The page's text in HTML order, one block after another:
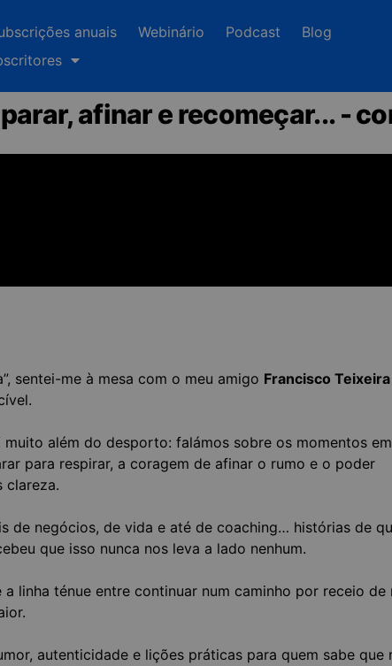
anuais Webinário Podcast
Blog
afinar e recomeçar... -
sentei-me à mesa com o meu amigo Francisco Teixeira
além do desporto: falámos sobre os momentos
para respirar, a coragem de afinar o rumo e o poder
clareza.
de negócios, de vida e até de coaching… histórias de
que isso nunca nos leva a lado nenhum.
linha ténue entre continuar num caminho por receio de
autenticidade e lições práticas para quem sabe que